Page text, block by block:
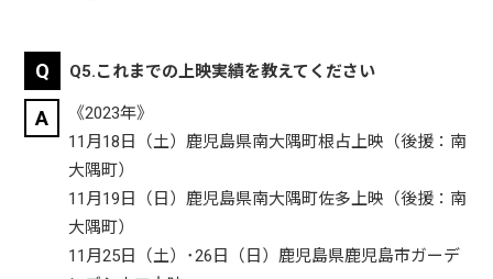
Q5.これまでの上映実績を教えてください
《2023年》
11月18日（土）鹿児島県南大隅町根占上映（後援：南
大隅町）
11月19日（日）鹿児島県南大隅町佐多上映（後援：南
大隅町）
11月25日（土）･26日（日）鹿児島県鹿児島市ガーデ